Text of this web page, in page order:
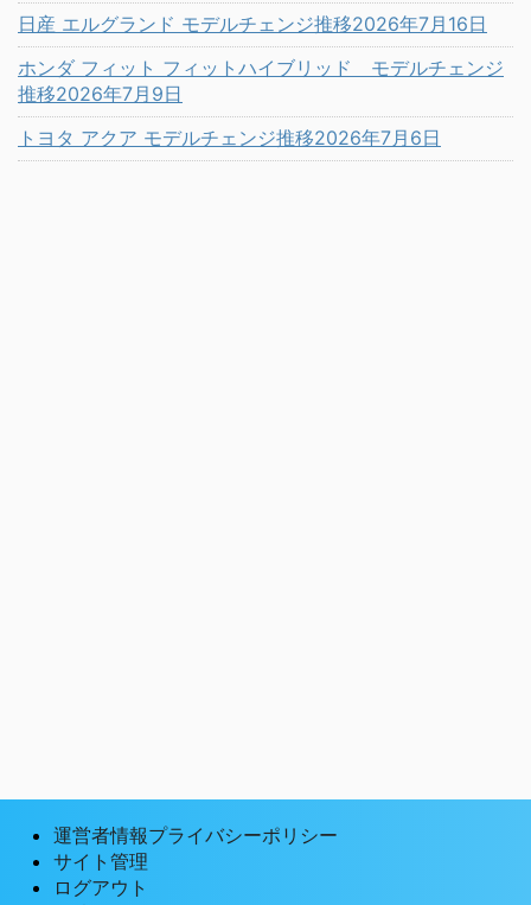
日産 エルグランド モデルチェンジ推移2026年7月16日
ホンダ フィット フィットハイブリッド モデルチェンジ
推移2026年7月9日
トヨタ アクア モデルチェンジ推移2026年7月6日
運営者情報プライバシーポリシー
サイト管理
ログアウト